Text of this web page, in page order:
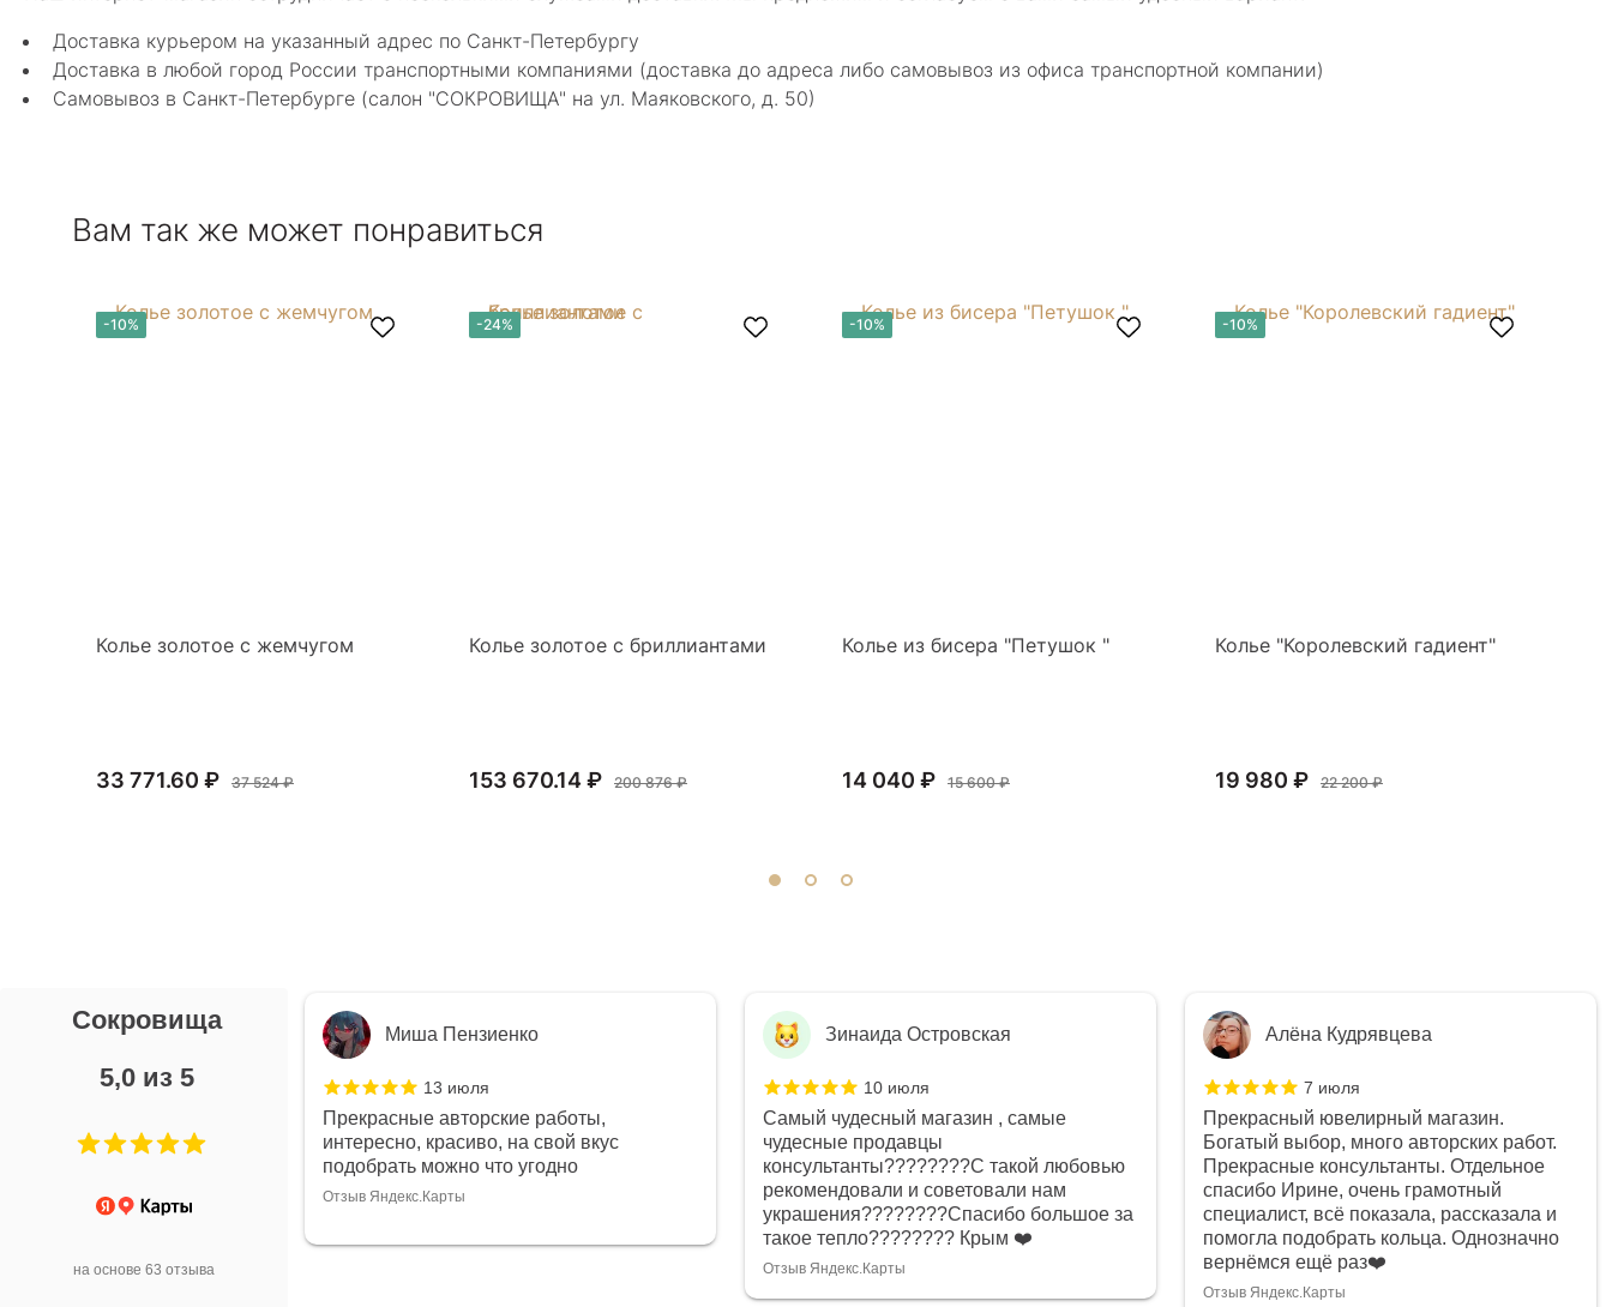
Доставка курьером на указанный адрес по Санкт-Петербургу
Доставка в любой город России транспортными компаниями (доставка до адреса либо самовывоз из офиса транспортной компании)
Самовывоз в Санкт-Петербурге (салон "СОКРОВИЩА" на ул. Маяковского, д. 50)
Вам так же может понравиться
-10%
Колье золотое с жемчугом
33 771.60 ₽ 37 524 ₽
-24%
Колье золотое с бриллиантами
153 670.14 ₽ 200 876 ₽
-10%
Колье из бисера "Петушок "
14 040 ₽ 15 600 ₽
-10%
Колье "Королевский гадиент"
19 980 ₽ 22 200 ₽
Сокровища
5,0 из 5
на основе 63 отзыва
и завораживает
Миша Пензиенко
13 июля
Прекрасные авторские работы,
интересно, красиво, на свой вкус
подобрать можно что угодно
Отзыв Яндекс.Карты
Зинаида Островская
10 июля
Самый чудесный магазин , самые
чудесные продавцы
консультанты????????С такой любовью
рекомендовали и советовали нам
украшения????????Спасибо большое за
такое тепло???????? Крым ❤️
Отзыв Яндекс.Карты
Алёна Кудрявцева
7 июля
Прекрасный ювелирный магазин.
Богатый выбор, много авторских работ.
Прекрасные консультанты. Отдельное
спасибо Ирине, очень грамотный
специалист, всё показала, рассказала и
помогла подобрать кольца. Однозначно
вернёмся ещё раз❤️
Отзыв Яндекс.Карты